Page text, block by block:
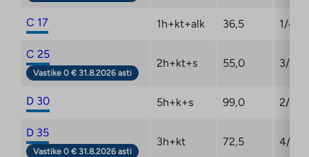
C 17 1h+kt+alk 36,5 1/4
C 25
Vastike 0 € 31.8.2026 asti
2h+kt+s 55,0 3/4
D 30 5h+k+s 99,0 2/4
D 35
Vastike 0 € 31.8.2026 asti
3h+kt 72,5 4/4